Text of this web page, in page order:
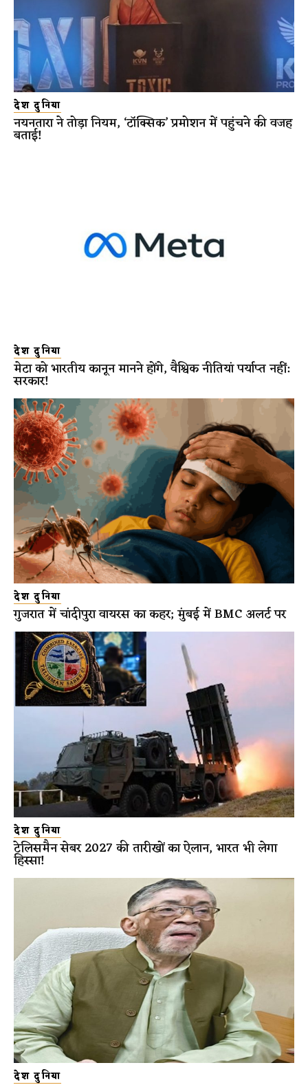
देश दुनिया
नयनतारा ने तोड़ा नियम, ‘टॉक्सिक’ प्रमोशन में पहुंचने की वजह
बताई!
देश दुनिया
मेटा को भारतीय कानून मानने होंगे, वैश्विक नीतियां पर्याप्त नहीं:
सरकार!
देश दुनिया
गुजरात में चांदीपुरा वायरस का कहर; मुंबई में BMC अलर्ट पर
देश दुनिया
टेलिसमैन सेबर 2027 की तारीखों का ऐलान, भारत भी लेगा
हिस्सा!
देश दुनिया